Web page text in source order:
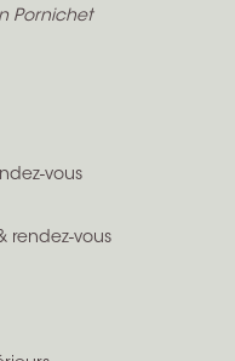
Pornichet
vous
rendez-vous